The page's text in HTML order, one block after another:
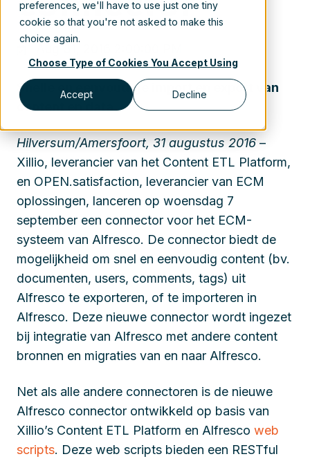
preferences, we'll have to use just one tiny
cookie so that you're not asked to make this
choice again.
Choose Type of Cookies You Accept Using
Accept Decline
Aug 31, 2016 2:00:00 PM
Snelle en eenvoudige import en export van
content en data
Hilversum/Amersfoort, 31 augustus 2016 –
Xillio, leverancier van het Content ETL Platform,
en OPEN.satisfaction, leverancier van ECM
oplossingen, lanceren op woensdag 7
september een connector voor het ECM-
systeem van Alfresco. De connector biedt de
mogelijkheid om snel en eenvoudig content (bv.
documenten, users, comments, tags) uit
Alfresco te exporteren, of te importeren in
Alfresco. Deze nieuwe connector wordt ingezet
bij integratie van Alfresco met andere content
bronnen en migraties van en naar Alfresco.
Net als alle andere connectoren is de nieuwe
Alfresco connector ontwikkeld op basis van
Xillio’s Content ETL Platform en Alfresco web
scripts. Deze web scripts bieden een RESTful